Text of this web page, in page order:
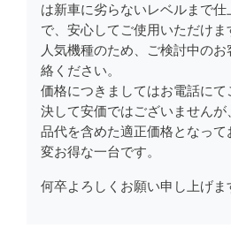
は新車に劣らないレベルまで
で、安心してご使用いただけま
人気機種のため、ご検討中の
絡ください。
価格につきましてはお電話にて
決して安価ではございません
品代を含めた適正価格となっ
変お得な一台です。
何卒よろしくお願い申し上げま